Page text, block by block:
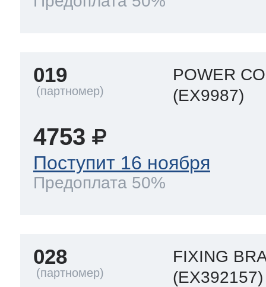
019
POWER
(EX9987)
4753
Поступит 16 ноября
Предоплата 50%
028
FIXING
(EX392157)